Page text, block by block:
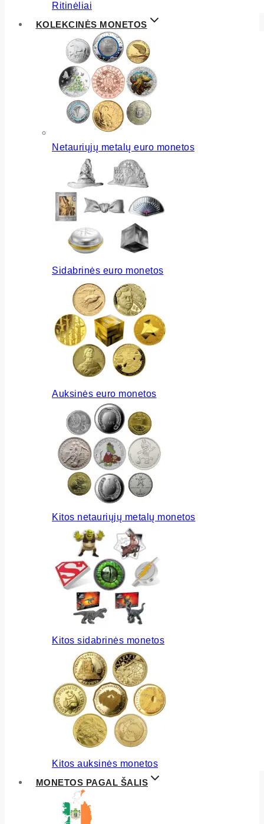
Ritinėliai
KOLEKCINĖS MONETOS
Netauriųjų metalų euro monetos
Sidabrinės euro monetos
Auksinės euro monetos
Kitos netauriųjų metalų monetos
Kitos sidabrinės monetos
Kitos auksinės monetos
MONETOS PAGAL ŠALIS